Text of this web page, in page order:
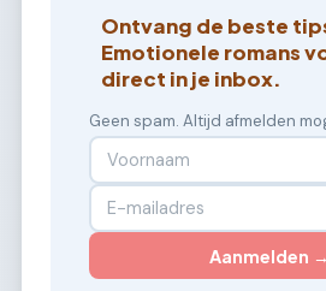
Ontvang de beste
Emotionele romans
direct in je inbox.
Geen spam. Altijd afmelden
Aanmelden →